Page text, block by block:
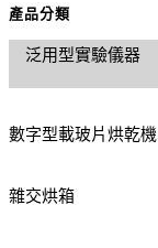
產品分類
泛用型實驗儀器
數字型載玻片烘乾機
雜交烘箱